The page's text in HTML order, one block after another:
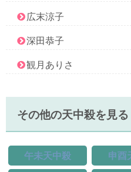
広末涼子
深田恭子
観月ありさ
その他の天中殺を見る
午未天中殺 申酉